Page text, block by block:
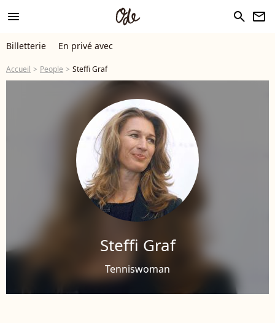
menu search newsletter
Billetterie En privé avec
Accueil People Steffi Graf
Steffi Graf
Tenniswoman